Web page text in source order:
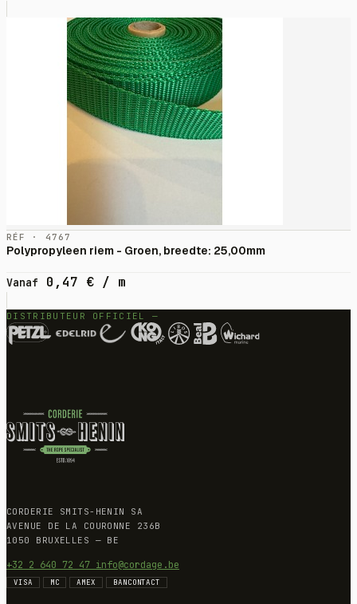
RÉF · 4767
Polypropyleen riem - Groen, breedte: 25,00mm
Vanaf 0,47 € / m
DISTRIBUTEUR OFFICIEL —
CORDERIE SMITS-HENIN SA
AVENUE DE LA COURONNE 236B
1050 BRUXELLES — BE
+32 2 640 72 47 info@cordage.be
VISA MC AMEX BANCONTACT